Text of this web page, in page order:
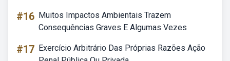
#16 Muitos Impactos Ambientais Trazem
Consequências Graves E Algumas Vezes
#17 Exercício Arbitrário Das Próprias Razões Ação